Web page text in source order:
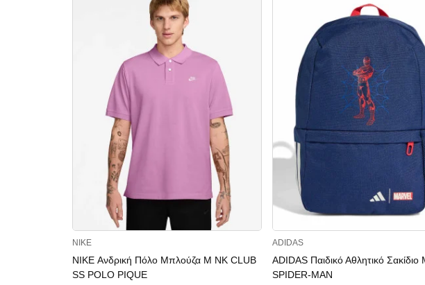
NIKE
NIKE Ανδρική Πόλο Μπλούζα M NK CLUB
SS POLO PIQUE
ADIDAS
ADIDAS Παιδικό Αθλητικό Σακίδιο
SPIDER-MAN